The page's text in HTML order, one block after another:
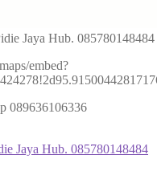
Jaya Hub. 085780148484
embed?
089636106336
Jaya Hub. 085780148484